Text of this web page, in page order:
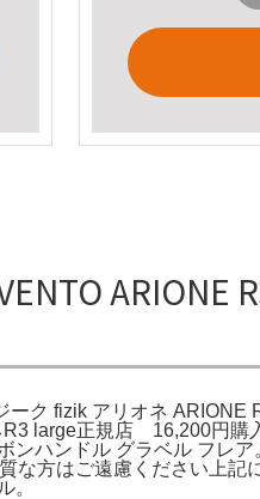
ARIONE
ク fizik アリオネ
large正規店 16,200円
ハンドル グラベル フレ
方はご遠慮ください上
。